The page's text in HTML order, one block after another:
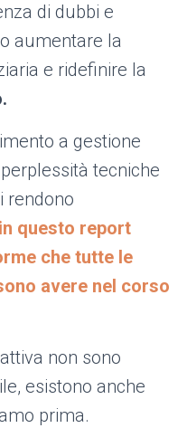
di dubbi e
aumentare la
e ridefinire la
a gestione
tecniche
rendono
in questo report
che tutte le
avere nel corso
non sono
esistono anche
prima.